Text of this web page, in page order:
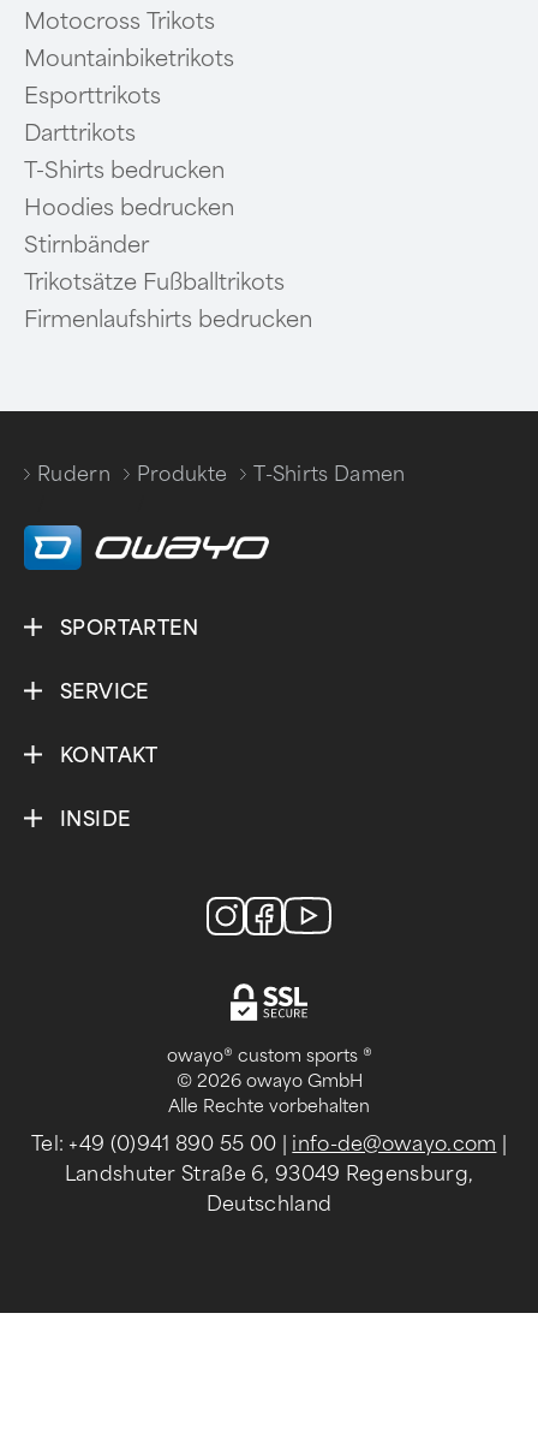
Motocross Trikots
Mountainbiketrikots
Esporttrikots
Darttrikots
T-Shirts bedrucken
Hoodies bedrucken
Stirnbänder
Trikotsätze Fußballtrikots
Firmenlaufshirts bedrucken
Rudern
Produkte
T-Shirts Damen
SPORTARTEN
SERVICE
KONTAKT
INSIDE
owayo® custom sports ®
© 2026 owayo GmbH
Alle Rechte vorbehalten
Tel: +49 (0)941 890 55 00 info-de@owayo.com
Landshuter Straße 6, 93049 Regensburg,
Deutschland